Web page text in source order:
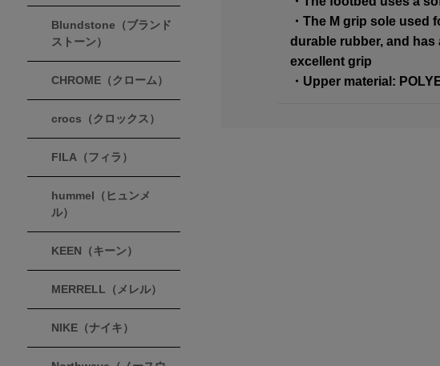
・The M grip sole
durable rubber, and
excellent grip
・Upper material:
Blundstone（ブランド
ストーン）
CHROME（クローム）
crocs（クロックス）
FILA（フィラ）
hummel（ヒュンメ
ル）
KEEN（キーン）
MERRELL（メレル）
NIKE（ナイキ）